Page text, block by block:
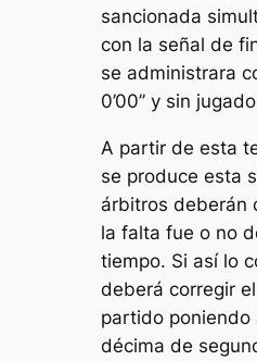
sancionada
con la señal de
se administrara
0’00’’ y sin
A partir de esta
se produce esta
árbitros deberán
la falta fue o no
tiempo. Si así lo
deberá corregir
partido poniendo
décima de